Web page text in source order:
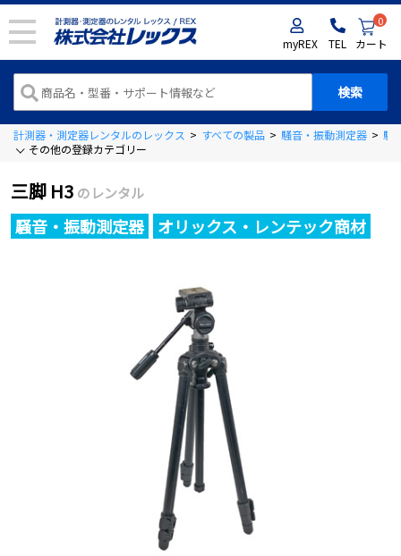
myREX TEL
0
カート
計測器・測定器レンタルのレックス > すべての製品 > 騒音・振動測定器 > 騒
その他の登録カテゴリー
三脚 H3 のレンタル
騒音・振動測定器 オリックス・レンテック商材